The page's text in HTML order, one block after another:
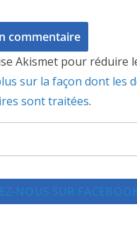
Akismet pour réduire
sur la façon dont les
sont traitées.
NOUS SUR FACEBOOK !